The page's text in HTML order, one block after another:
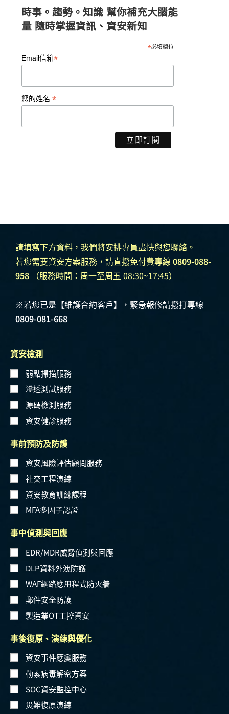
時事。趨勢。知識 幫你補充大腦能
量 隨時掌握資訊、資安新知
*必填欄位
Email信箱*
您的姓名*
請填寫下方資料，我們將安排專員盡快與您聯絡。
若您需要資安方案服務，請直撥免付費專線 0809-088-
958 （服務時間：周一至周五 08:30~17:45）
※若您已是【維護合約客戶】，緊急報修請撥打專線
0809-081-668
資安檢測
弱點掃描服務
滲透測試服務
源碼檢測服務
資安健診服務
事前預防及防護
資安風險評估顧問服務
社交工程演練
資安教育訓練課程
MFA多因子認證
事中偵測與回應
EDR/MDR威脅偵測與回應
DLP資料外洩防護
WAF網路應用程式防火牆
郵件安全防護
製造業OT工控資安
事後復原、演練與優化
資安事件應變服務
勒索病毒解密方案
SOC資安監控中心
災難復原演練